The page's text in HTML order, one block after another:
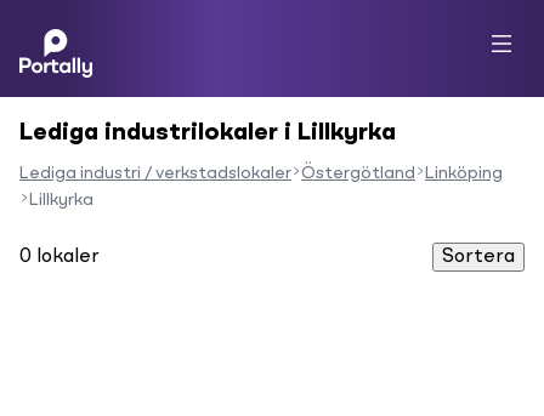
Lediga industrilokaler i Lillkyrka
Lediga industri / verkstadslokaler Östergötland
Linköping
Lillkyrka
0 lokaler Sortera